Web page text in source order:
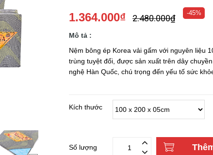
1.364.000₫ 2.480.000₫
-45%
Mô tả :
Nệm bông ép Korea vải gấm với nguyên liệu
trùng tuyệt đối, được sản xuất trên dây
nghệ Hàn Quốc, chú trọng đến yếu tố sức
Kích thước
Số lượng